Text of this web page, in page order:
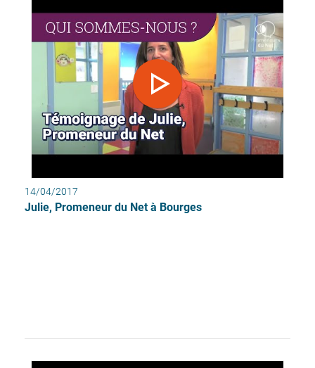
14/04/2017
Julie, Promeneur du Net à Bourges